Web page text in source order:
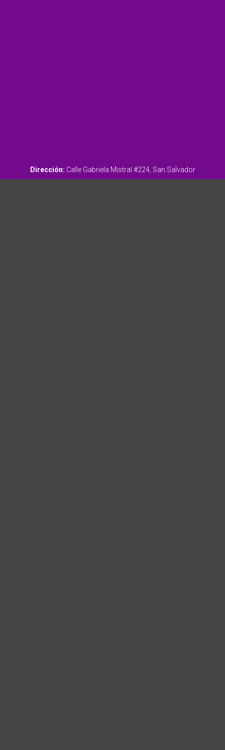
Dirección: Calle Gabriela Mistral #224, San Salvador